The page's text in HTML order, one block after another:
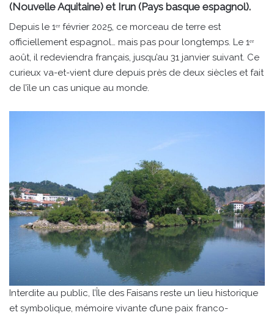
(Nouvelle Aquitaine) et Irun (Pays basque espagnol).
Depuis le 1ᵉʳ février 2025, ce morceau de terre est
officiellement espagnol… mais pas pour longtemps. Le 1ᵉʳ
août, il redeviendra français, jusqu’au 31 janvier suivant. Ce
curieux va-et-vient dure depuis près de deux siècles et fait
de l’île un cas unique au monde.
Interdite au public, l’Île des Faisans reste un lieu historique
et symbolique, mémoire vivante d’une paix franco-